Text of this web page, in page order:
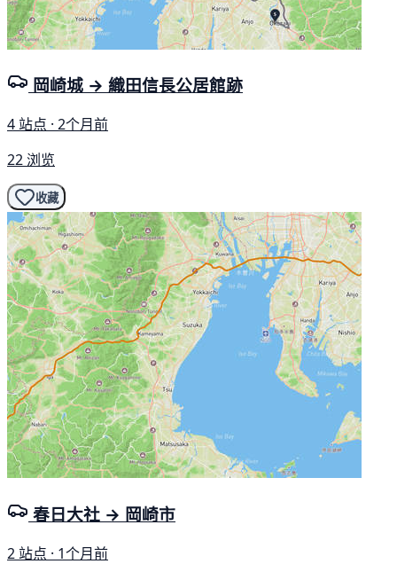
岡崎城 → 織田信長公居館跡
4 站点 · 2个月前
22 浏览
收藏
春日大社 → 岡崎市
2 站点 · 1个月前